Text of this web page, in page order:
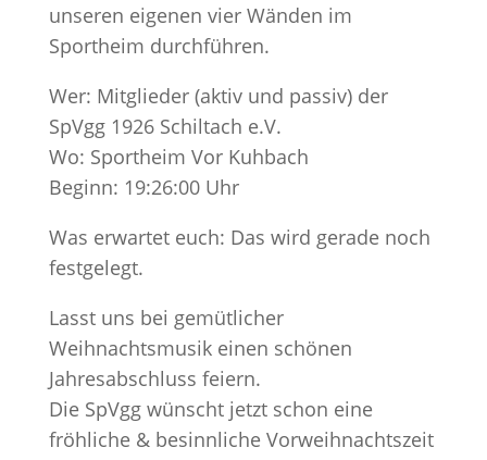
unseren eigenen vier Wänden im
Sportheim durchführen.
Wer: Mitglieder (aktiv und passiv) der
SpVgg 1926 Schiltach e.V.
Wo: Sportheim Vor Kuhbach
Beginn: 19:26:00 Uhr
Was erwartet euch: Das wird gerade noch
festgelegt.
Lasst uns bei gemütlicher
Weihnachtsmusik einen schönen
Jahresabschluss feiern.
Die SpVgg wünscht jetzt schon eine
fröhliche & besinnliche Vorweihnachtszeit